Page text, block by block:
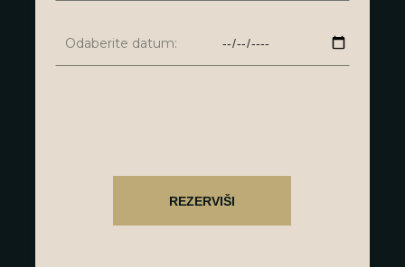
Odaberite datum: